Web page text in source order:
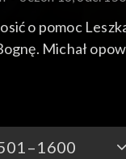
o pomoc
Michał
będzie